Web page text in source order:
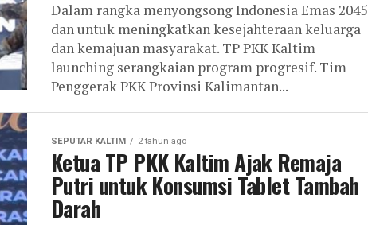
Dalam rangka menyongsong Indonesia Emas 2045
dan untuk meningkatkan kesejahteraan keluarga
dan kemajuan masyarakat. TP PKK Kaltim
launching serangkaian program progresif. Tim
Penggerak PKK Provinsi Kalimantan...
SEPUTAR KALTIM 2 tahun ago
Ketua TP PKK Kaltim Ajak Remaja
Putri untuk Konsumsi Tablet Tambah
Darah